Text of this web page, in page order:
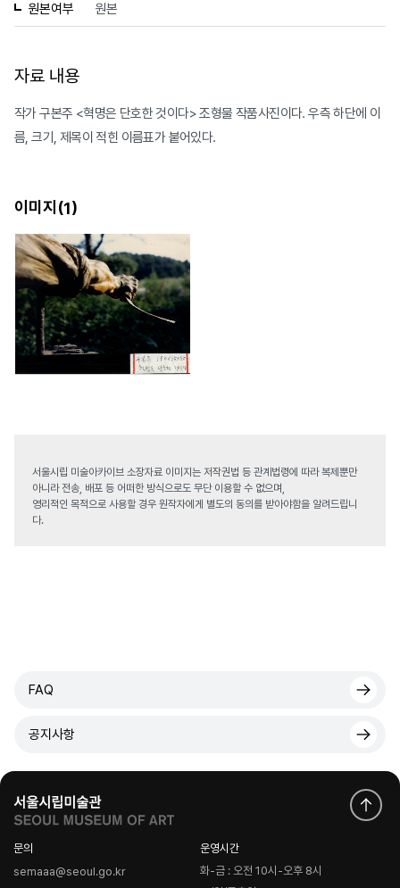
원본여부 원본
자료 내용
작가 구본주 <혁명은 단호한 것이다> 조형물 작품사진이다. 우측 하단에 이
름, 크기, 제목이 적힌 이름표가 붙어있다.
이미지(1)
서울시립 미술아카이브 소장자료 이미지는 저작권법 등 관계법령에 따라 복제뿐만
아니라 전송, 배포 등 어떠한 방식으로도 무단 이용할 수 없으며,
영리적인 목적으로 사용할 경우 원작자에게 별도의 동의를 받아야함을 알려드립니
다.
FAQ
공지사항
문의
semaaa@seoul.go.kr
운영시간
화-금 : 오전 10시-오후 8시